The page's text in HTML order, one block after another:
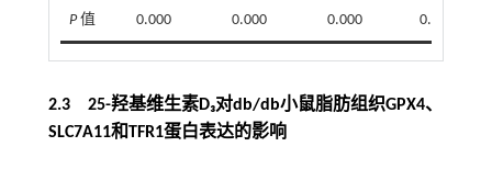
P值 0.000 0.000 0.000 0.002
2.3 25-羟基维生素D₃对db/db小鼠脂肪组织GPX4、
SLC7A11和TFR1蛋白表达的影响